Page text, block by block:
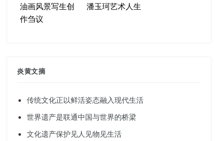
油画风景写生创
作刍议
潘玉珂艺术人生
炎黄文摘
传统文化正以鲜活姿态融入现代生活
世界遗产是联通中国与世界的桥梁
文化遗产保护见人见物见生活